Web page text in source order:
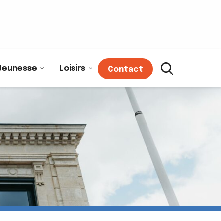
Loisirs Contact